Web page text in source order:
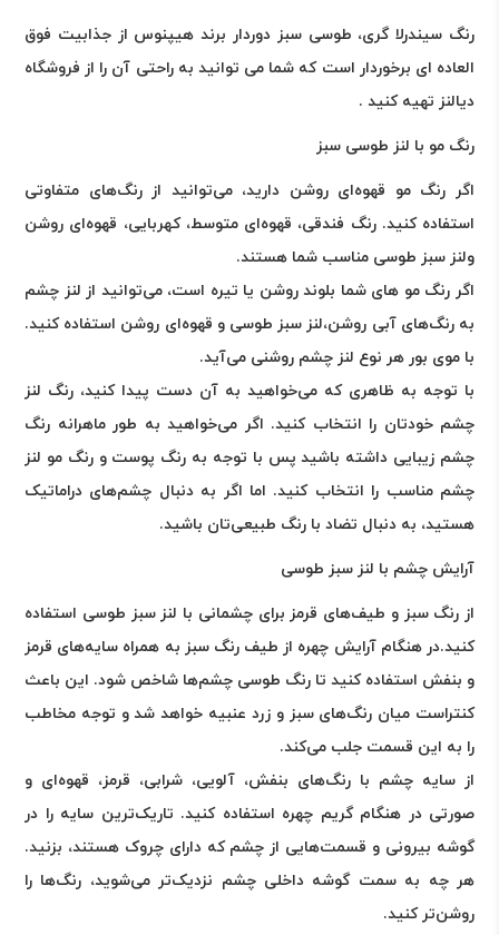
رنگ سیندرلا گری، طوسی سبز دوردار برند هیپنوس از جذابیت فوق
العاده ای برخوردار است که شما می توانید به راحتی آن را از فروشگاه
دیالنز تهیه کنید .
رنگ مو با لنز طوسی سبز
اگر رنگ مو قهوه‌ای روشن دارید، می‌توانید از رنگ‌های متفاوتی
استفاده کنید. رنگ فندقی، قهوه‌ای متوسط، کهربایی، قهوه‌ای روشن
ولنز سبز طوسی مناسب شما هستند.
اگر رنگ مو های شما بلوند روشن یا تیره است، می‌توانید از لنز چشم
به رنگ‌های آبی روشن،لنز سبز طوسی و قهوه‌ای روشن استفاده کنید.
با موی بور هر نوع لنز چشم روشنی می‌آید.
با توجه به ظاهری که می‌خواهید به آن دست پیدا کنید، رنگ لنز
چشم خودتان را انتخاب کنید. اگر می‌خواهید به طور ماهرانه‌ رنگ
چشم زیبایی داشته باشید پس با توجه به رنگ پوست و رنگ مو لنز
چشم مناسب را انتخاب کنید. اما اگر به دنبال چشم‌های دراماتیک
هستید، به دنبال تضاد با رنگ طبیعی‌تان باشید.
آرایش چشم با لنز سبز طوسی
از رنگ سبز و طیفهای قرمز برای چشمانی با لنز سبز طوسی استفاده
کنید.در هنگام آرایش چهره از طیف رنگ سبز به همراه سایه‌های قرمز
و بنفش استفاده کنید تا رنگ طوسی چشم‌ها شاخص شود. این باعث
کنتراست میان رنگ‌های سبز و زرد عنبیه خواهد شد و توجه مخاطب
را به این قسمت جلب می‌کند.
از سایه چشم با رنگ‌های بنفش، آلویی، شرابی، قرمز، قهوه‌ای و
صورتی در هنگام گریم چهره استفاده کنید. تاریک‌ترین سایه را در
گوشه بیرونی و قسمت‌هایی از چشم که دارای چروک هستند، بزنید.
هر چه به سمت گوشه داخلی چشم نزدیک‌تر می‌شوید، رنگ‌ها را
روشن‌تر کنید.